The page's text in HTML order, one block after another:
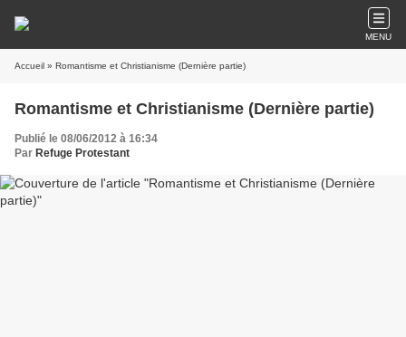
MENU
Accueil » Romantisme et Christianisme (Dernière partie)
Romantisme et Christianisme (Dernière partie)
Publié le 08/06/2012 à 16:34
Par Refuge Protestant